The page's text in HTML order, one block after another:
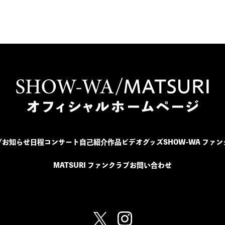
お知らせ 日程コンサート 自己紹介作品ビデオグッズSHOW-WA ファン
MATSURI ファンクラブ お問い合わせ